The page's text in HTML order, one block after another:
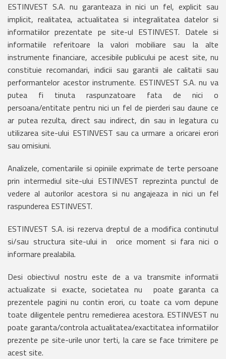
ESTINVEST S.A. nu garanteaza in nici un fel, explicit sau
implicit, realitatea, actualitatea si integralitatea datelor si
informatiilor prezentate pe site-ul ESTINVEST. Datele si
informatiile referitoare la valori mobiliare sau la alte
instrumente financiare, accesibile publicului pe acest site, nu
constituie recomandari, indicii sau garantii ale calitatii sau
performantelor acestor instrumente. ESTINVEST S.A. nu va
putea fi tinuta raspunzatoare fata de nici o
persoana/entitate pentru nici un fel de pierderi sau daune ce
ar putea rezulta, direct sau indirect, din sau in legatura cu
utilizarea site-ului ESTINVEST sau ca urmare a oricarei erori
sau omisiuni.
Analizele, comentariile si opiniile exprimate de terte persoane
prin intermediul site-ului ESTINVEST reprezinta punctul de
vedere al autorilor acestora si nu angajeaza in nici un fel
raspunderea ESTINVEST.
ESTINVEST S.A. isi rezerva dreptul de a modifica continutul
si/sau structura site-ului in orice moment si fara nici o
informare prealabila.
Desi obiectivul nostru este de a va transmite informatii
actualizate si exacte, societatea nu poate garanta ca
prezentele pagini nu contin erori, cu toate ca vom depune
toate diligentele pentru remedierea acestora. ESTINVEST nu
poate garanta/controla actualitatea/exactitatea informatiilor
prezente pe site-urile unor terti, la care se face trimitere pe
acest site.